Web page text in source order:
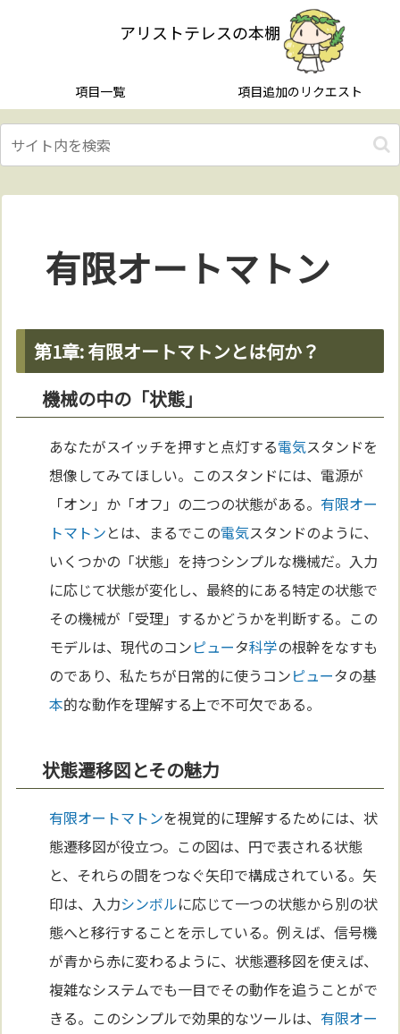
アリストテレスの本棚
項目一覧 項目追加のリクエスト
有限オートマトン
第1章: 有限オートマトンとは何か？
機械の中の「状態」
あなたがスイッチを押すと点灯する電気スタンドを
想像してみてほしい。このスタンドには、電源が
「オン」か「オフ」の二つの状態がある。 有限オー
トマトンとは、まるでこの電気スタンドのように、
いくつかの「状態」を持つシンプルな機械だ。入力
に応じて状態が変化し、最終的にある特定の状態で
その機械が「受理」するかどうかを判断する。この
モデルは、現代のコンピュータ科学の根幹をなすも
のであり、私たちが日常的に使うコンピュータの基
本的な動作を理解する上で不可欠である。
状態遷移図とその魅力
有限オートマトンを視覚的に理解するためには、状
態遷移図が役立つ。この図は、円で表される状態
と、それらの間をつなぐ矢印で構成されている。矢
印は、入力シンボルに応じて一つの状態から別の状
態へと移行することを示している。例えば、信号機
が青から赤に変わるように、状態遷移図を使えば、
複雑なシステムでも一目でその動作を追うことがで
きる。このシンプルで効果的なツールは、 有限オー